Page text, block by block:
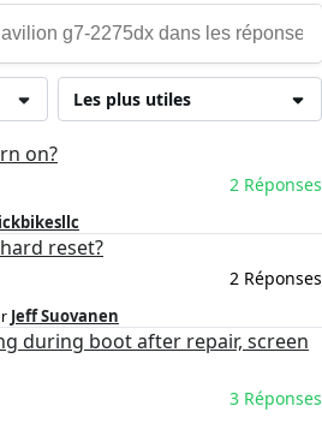
Les plus utiles
on?
2 Réponses
reset?
2 Réponses
Jeff Suovanen
during boot after repair, screen
3 Réponses